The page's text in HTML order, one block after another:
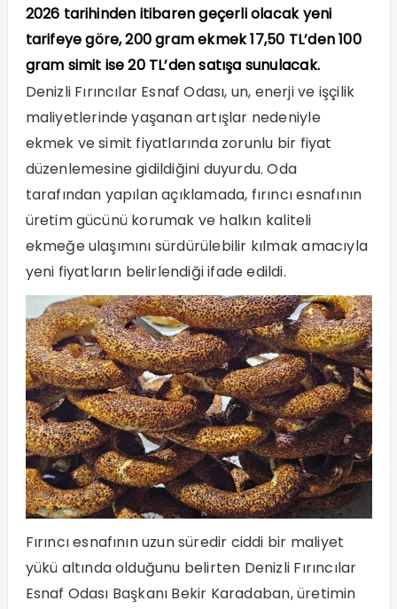
2026 tarihinden itibaren geçerli olacak yeni
tarifeye göre, 200 gram ekmek 17,50 TL’den 100
gram simit ise 20 TL’den satışa sunulacak.
Denizli Fırıncılar Esnaf Odası, un, enerji ve işçilik
maliyetlerinde yaşanan artışlar nedeniyle
ekmek ve simit fiyatlarında zorunlu bir fiyat
düzenlemesine gidildiğini duyurdu. Oda
tarafından yapılan açıklamada, fırıncı esnafının
üretim gücünü korumak ve halkın kaliteli
ekmeğe ulaşımını sürdürülebilir kılmak amacıyla
yeni fiyatların belirlendiği ifade edildi.
Fırıncı esnafının uzun süredir ciddi bir maliyet
yükü altında olduğunu belirten Denizli Fırıncılar
Esnaf Odası Başkanı Bekir Karadaban, üretimin